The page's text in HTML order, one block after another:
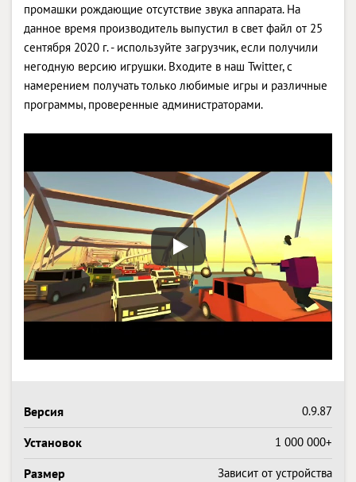
промашки рождающие отсутствие звука аппарата. На
данное время производитель выпустил в свет файл от 25
сентября 2020 г. - используйте загрузчик, если получили
негодную версию игрушки. Входите в наш Twitter, с
намерением получать только любимые игры и различные
программы, проверенные администраторами.
Версия 0.9.87
Установок 1 000 000+
Размер Зависит от устройства